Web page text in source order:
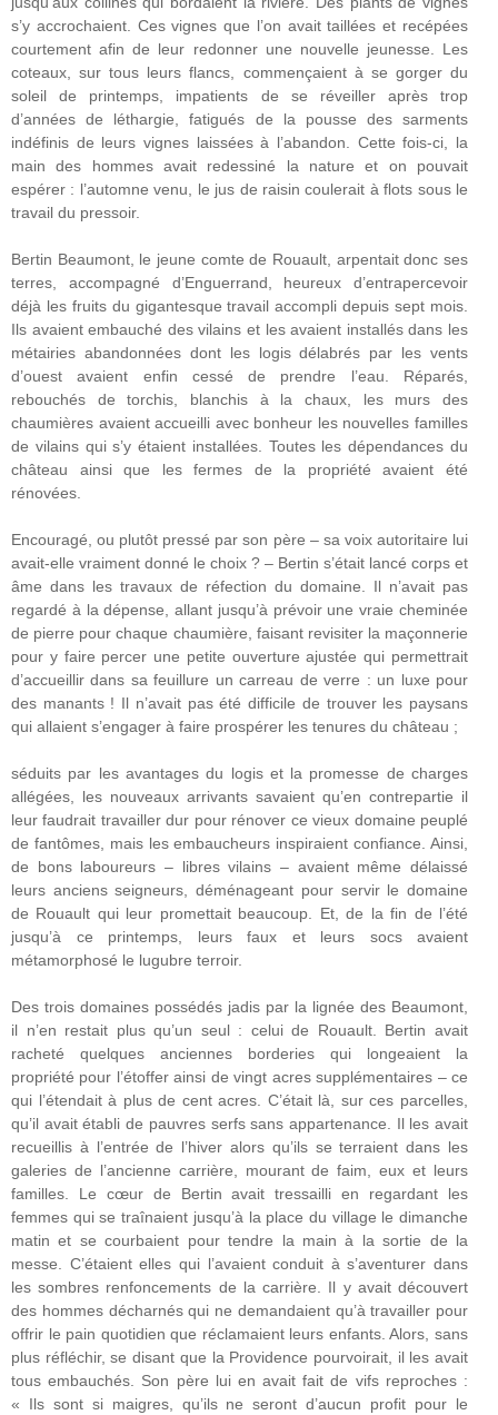
s’y accrochaient. Ces vignes que l’on avait taillées et recépées
courtement afin de leur redonner une nouvelle jeunesse. Les
coteaux, sur tous leurs flancs, commençaient à se gorger du
soleil de printemps, impatients de se réveiller après trop
d’années de léthargie, fatigués de la pousse des sarments
indéfinis de leurs vignes laissées à l’abandon. Cette fois-ci, la
main des hommes avait redessiné la nature et on pouvait
espérer : l’automne venu, le jus de raisin coulerait à flots sous le
travail du pressoir.
Bertin Beaumont, le jeune comte de Rouault, arpentait donc ses
terres, accompagné d’Enguerrand, heureux d’entrapercevoir
déjà les fruits du gigantesque travail accompli depuis sept mois.
Ils avaient embauché des vilains et les avaient installés dans les
métairies abandonnées dont les logis délabrés par les vents
d’ouest avaient enfin cessé de prendre l’eau. Réparés,
rebouchés de torchis, blanchis à la chaux, les murs des
chaumières avaient accueilli avec bonheur les nouvelles familles
de vilains qui s’y étaient installées. Toutes les dépendances du
château ainsi que les fermes de la propriété avaient été
rénovées.
Encouragé, ou plutôt pressé par son père – sa voix autoritaire lui
avait-elle vraiment donné le choix ? – Bertin s’était lancé corps et
âme dans les travaux de réfection du domaine. Il n’avait pas
regardé à la dépense, allant jusqu’à prévoir une vraie cheminée
de pierre pour chaque chaumière, faisant revisiter la maçonnerie
pour y faire percer une petite ouverture ajustée qui permettrait
d’accueillir dans sa feuillure un carreau de verre : un luxe pour
des manants ! Il n’avait pas été difficile de trouver les paysans
qui allaient s’engager à faire prospérer les tenures du château ;
séduits par les avantages du logis et la promesse de charges
allégées, les nouveaux arrivants savaient qu’en contrepartie il
leur faudrait travailler dur pour rénover ce vieux domaine peuplé
de fantômes, mais les embaucheurs inspiraient confiance. Ainsi,
de bons laboureurs – libres vilains – avaient même délaissé
leurs anciens seigneurs, déménageant pour servir le domaine
de Rouault qui leur promettait beaucoup. Et, de la fin de l’été
jusqu’à ce printemps, leurs faux et leurs socs avaient
métamorphosé le lugubre terroir.
Des trois domaines possédés jadis par la lignée des Beaumont,
il n’en restait plus qu’un seul : celui de Rouault. Bertin avait
racheté quelques anciennes borderies qui longeaient la
propriété pour l’étoffer ainsi de vingt acres supplémentaires – ce
qui l’étendait à plus de cent acres. C’était là, sur ces parcelles,
qu’il avait établi de pauvres serfs sans appartenance. Il les avait
recueillis à l’entrée de l’hiver alors qu’ils se terraient dans les
galeries de l’ancienne carrière, mourant de faim, eux et leurs
familles. Le cœur de Bertin avait tressailli en regardant les
femmes qui se traînaient jusqu’à la place du village le dimanche
matin et se courbaient pour tendre la main à la sortie de la
messe. C’étaient elles qui l’avaient conduit à s’aventurer dans
les sombres renfoncements de la carrière. Il y avait découvert
des hommes décharnés qui ne demandaient qu’à travailler pour
offrir le pain quotidien que réclamaient leurs enfants. Alors, sans
plus réfléchir, se disant que la Providence pourvoirait, il les avait
tous embauchés. Son père lui en avait fait de vifs reproches :
« Ils sont si maigres, qu’ils ne seront d’aucun profit pour le